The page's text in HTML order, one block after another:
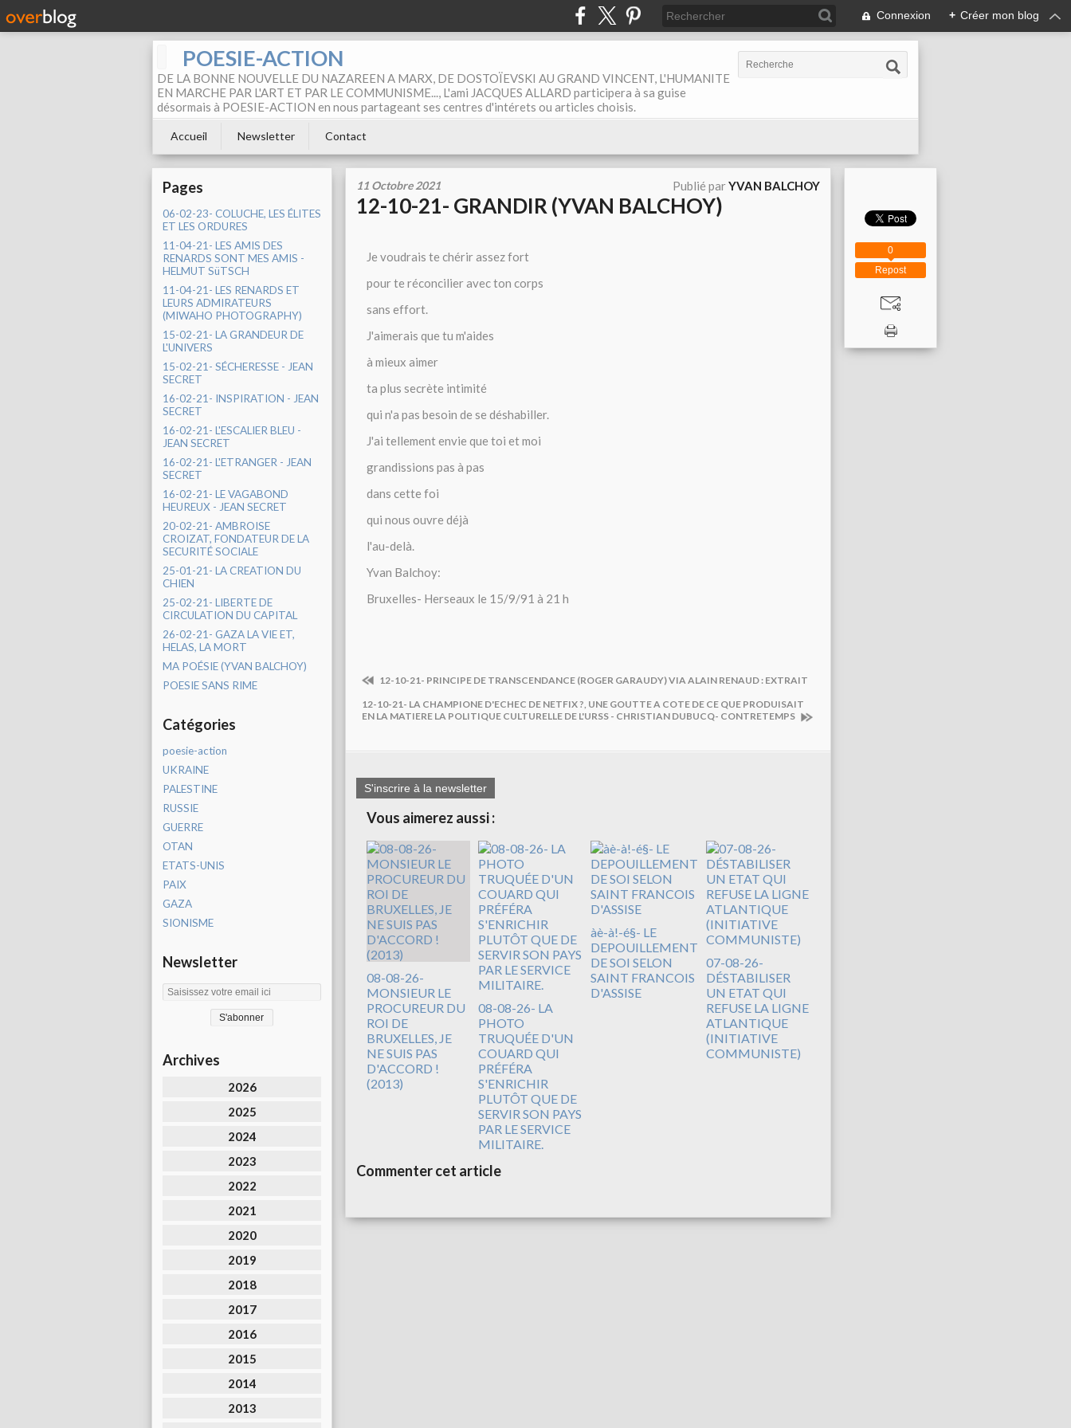
Connexion + Créer mon blog
POESIE-ACTION
DE LA BONNE NOUVELLE DU NAZAREEN A MARX, DE DOSTOÏEVSKI AU GRAND VINCENT, L'HUMANITE
EN MARCHE PAR L'ART ET PAR LE COMMUNISME..., L'ami JACQUES ALLARD participera à sa guise
désormais à POESIE-ACTION en nous partageant ses centres d'intérets ou articles choisis.
Accueil Newsletter Contact
Pages
06-02-23- COLUCHE, LES ÉLITES
ET LES ORDURES
11-04-21- LES AMIS DES
RENARDS SONT MES AMIS -
HELMUT SüTSCH
11-04-21- LES RENARDS ET
LEURS ADMIRATEURS
(MIWAHO PHOTOGRAPHY)
15-02-21- LA GRANDEUR DE
L'UNIVERS
15-02-21- SÉCHERESSE - JEAN
SECRET
16-02-21- INSPIRATION - JEAN
SECRET
16-02-21- L'ESCALIER BLEU -
JEAN SECRET
16-02-21- L'ETRANGER - JEAN
SECRET
16-02-21- LE VAGABOND
HEUREUX - JEAN SECRET
20-02-21- AMBROISE
CROIZAT, FONDATEUR DE LA
SECURITÉ SOCIALE
25-01-21- LA CREATION DU
CHIEN
25-02-21- LIBERTE DE
CIRCULATION DU CAPITAL
26-02-21- GAZA LA VIE ET,
HELAS, LA MORT
MA POÉSIE (YVAN BALCHOY)
POESIE SANS RIME
Catégories
poesie-action
UKRAINE
PALESTINE
RUSSIE
GUERRE
OTAN
ETATS-UNIS
PAIX
GAZA
SIONISME
Newsletter
Archives
2026
2025
2024
2023
2022
2021
2020
2019
2018
2017
2016
2015
2014
2013
11 Octobre 2021 Publié parYVAN BALCHOY
12-10-21- GRANDIR (YVAN BALCHOY)
Je voudrais te chérir assez fort
pour te réconcilier avec ton corps
sans effort.
J'aimerais que tu m'aides
à mieux aimer
ta plus secrète intimité
qui n'a pas besoin de se déshabiller.
J'ai tellement envie que toi et moi
grandissions pas à pas
dans cette foi
qui nous ouvre déjà
l'au-delà.
Yvan Balchoy:
Bruxelles- Herseaux le 15/9/91 à 21 h
12-10-21- PRINCIPE DE TRANSCENDANCE (ROGER GARAUDY) VIA ALAIN RENAUD : EXTRAIT
12-10-21- LA CHAMPIONE D'ECHEC DE NETFIX ?, UNE GOUTTE A COTE DE CE QUE PRODUISAIT
EN LA MATIERE LA POLITIQUE CULTURELLE DE L'URSS - CHRISTIAN DUBUCQ- CONTRETEMPS
S'inscrire à la newsletter
Vous aimerez aussi :
08-08-26-
MONSIEUR LE
PROCUREUR DU
ROI DE
BRUXELLES, JE
NE SUIS PAS
D'ACCORD !
(2013)
08-08-26- LA
PHOTO
TRUQUÉE D'UN
COUARD QUI
PRÉFÉRA
S'ENRICHIR
PLUTÔT QUE DE
SERVIR SON PAYS
PAR LE SERVICE
MILITAIRE.
àè-à!-é§- LE
DEPOUILLEMENT
DE SOI SELON
SAINT FRANCOIS
D'ASSISE
07-08-26-
DÉSTABILISER
UN ETAT QUI
REFUSE LA LIGNE
ATLANTIQUE
(INITIATIVE
COMMUNISTE)
Commenter cet article
Repost
0